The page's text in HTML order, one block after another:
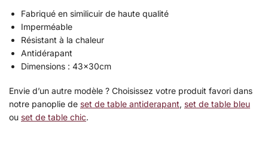
Fabriqué en similicuir de haute qualité
Imperméable
Résistant à la chaleur
Antidérapant
Dimensions : 43x30cm
Envie d’un autre modèle ? Choisissez votre produit favori dans
notre panoplie de set de table antiderapant, set de table bleu
ou set de table chic.